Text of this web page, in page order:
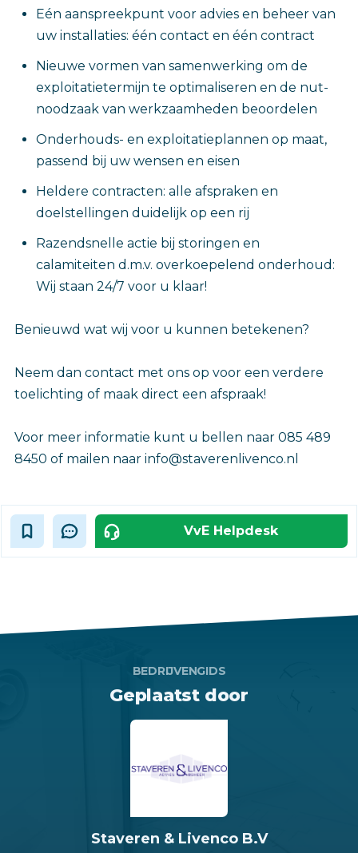
Eén aanspreekpunt voor advies en beheer van
uw installaties: één contact en één contract
Nieuwe vormen van samenwerking om de
exploitatietermijn te optimaliseren en de nut-
noodzaak van werkzaamheden beoordelen
Onderhouds- en exploitatieplannen op maat,
passend bij uw wensen en eisen
Heldere contracten: alle afspraken en
doelstellingen duidelijk op een rij
Razendsnelle actie bij storingen en
calamiteiten d.m.v. overkoepelend onderhoud:
Wij staan 24/7 voor u klaar!
Benieuwd wat wij voor u kunnen betekenen?
Neem dan contact met ons op voor een verdere
toelichting of maak direct een afspraak!
Voor meer informatie kunt u bellen naar 085 489
8450 of mailen naar info@staverenlivenco.nl
VvE Helpdesk
BEDRIJVENGIDS
Geplaatst door
Staveren & Livenco B.V